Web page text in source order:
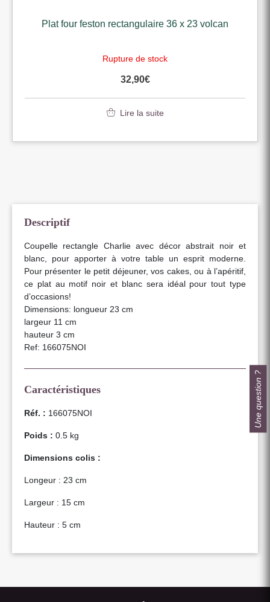
Plat four feston rectangulaire 36 x 23 volcan
Rupture de stock
32,90€
Lire la suite
Descriptif
Coupelle rectangle Charlie avec décor abstrait noir et
blanc, pour apporter à votre table un esprit moderne.
Pour présenter le petit déjeuner, vos cakes, ou à l’apéritif,
ce plat au motif noir et blanc sera idéal pour tout type
d’occasions!
Dimensions: longueur 23 cm
largeur 11 cm
hauteur 3 cm
Ref: 166075NOI
Caractéristiques
Réf. : 166075NOI
Poids : 0.5 kg
Dimensions colis :
Longeur : 23 cm
Largeur : 15 cm
Hauteur : 5 cm
Une question ?